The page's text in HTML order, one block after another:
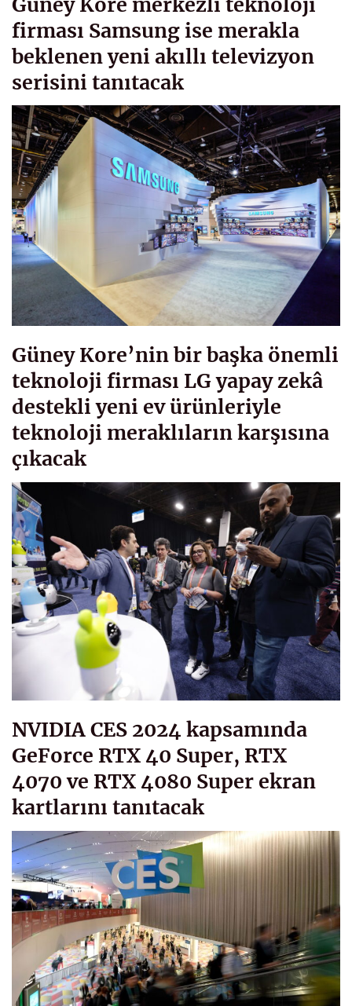
firması Samsung ise merakla
beklenen yeni akıllı televizyon
serisini tanıtacak
Güney Kore’nin bir başka önemli
teknoloji firması LG yapay zekâ
destekli yeni ev ürünleriyle
teknoloji meraklıların karşısına
çıkacak
NVIDIA CES 2024 kapsamında
GeForce RTX 40 Super, RTX
4070 ve RTX 4080 Super ekran
kartlarını tanıtacak